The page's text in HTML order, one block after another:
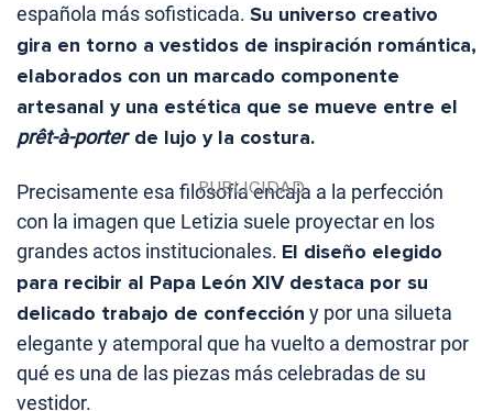
española más sofisticada. Su universo creativo
gira en torno a vestidos de inspiración romántica,
elaborados con un marcado componente
artesanal y una estética que se mueve entre el
prêt-à-porterde lujo y la costura.
Precisamente esa filosofía encaja a la perfección
con la imagen que Letizia suele proyectar en los
grandes actos institucionales. El diseño elegido
para recibir al Papa León XIV destaca por su
delicado trabajo de confección y por una silueta
elegante y atemporal que ha vuelto a demostrar por
qué es una de las piezas más celebradas de su
vestidor.